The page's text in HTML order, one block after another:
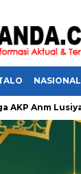
NASIONAL
Lusiyanto,